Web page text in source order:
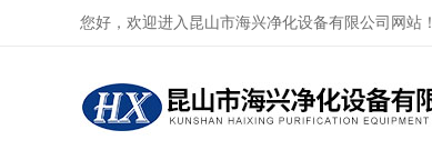
您好，欢迎进入昆山市海兴净化设备有限公司网站！